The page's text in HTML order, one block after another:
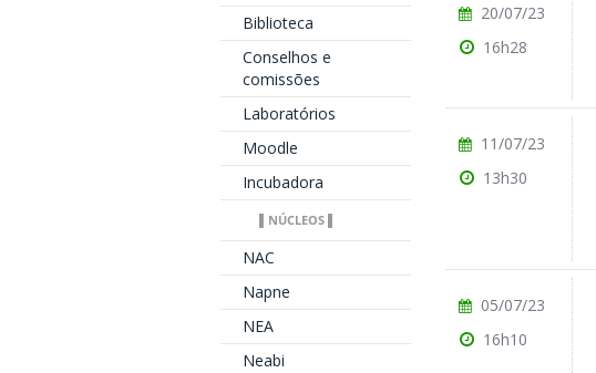
Biblioteca
Conselhos e
comissões
Laboratórios
Moodle
Incubadora
▌NÚCLEOS ▌
NAC
Napne
NEA
Neabi
20/07/23
16h28
11/07/23
13h30
05/07/23
16h10